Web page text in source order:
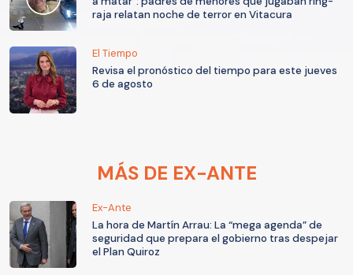
raja relatan noche de terror en Vitacura
El Tiempo
Revisa el pronóstico del tiempo para este jueves
6 de agosto
MÁS DE EX-ANTE
Ex-Ante
La hora de Martín Arrau: La “mega agenda” de
seguridad que prepara el gobierno tras despejar
el Plan Quiroz